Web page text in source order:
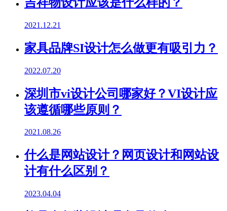
2021.12.21
家具品牌SI设计怎么做更有吸引力？
2022.07.20
深圳市vi设计公司哪家好？VI设计应
该遵循哪些原则？
2021.08.26
什么是网站设计？网页设计和网站设
计有什么区别？
2023.04.04